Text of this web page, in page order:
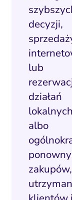
decyzji,
lub
działań
lokalnych
albo
zakupów,